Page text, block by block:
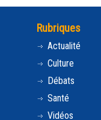
Rubriques
Actualité
Culture
Débats
Santé
Vidéos